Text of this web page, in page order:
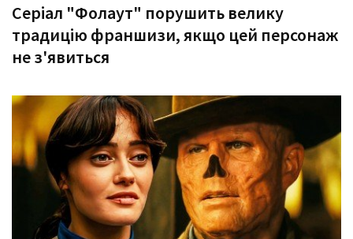
Серіал "Фолаут" порушить велику
традицію франшизи, якщо цей персонаж
не з'явиться